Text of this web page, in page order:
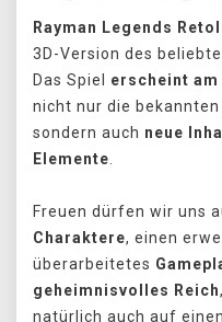
Rayman Legends
3D-Version des
Das Spiel erscheint am
nicht nur die bekannten
sondern auch neue
Elemente
Freuen dürfen wir uns
Charaktere, einen
überarbeitetes
geheimnisvolles Reich
natürlich auch auf